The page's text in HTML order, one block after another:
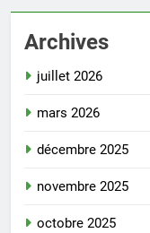
Archives
juillet 2026
mars 2026
décembre 2025
novembre 2025
octobre 2025